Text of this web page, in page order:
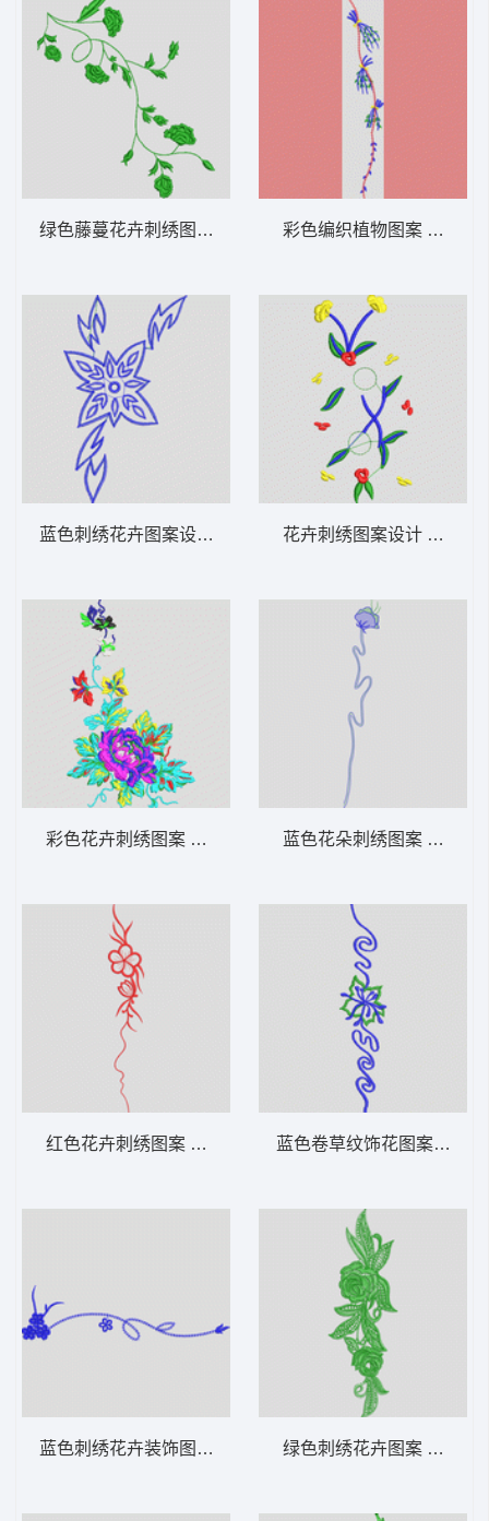
绿色藤蔓花卉刺绣图案 牛仔裤
蓝色刺绣花卉图案设计 牛仔裤
彩色花卉刺绣图案 牛仔裤
红色花卉刺绣图案 牛仔裤
蓝色刺绣花卉装饰图案 牛仔裤
彩色编织植物图案 牛仔裤
花卉刺绣图案设计 牛仔裤
蓝色花朵刺绣图案 牛仔裤
蓝色卷草纹饰花图案 牛仔裤
绿色刺绣花卉图案 牛仔裤